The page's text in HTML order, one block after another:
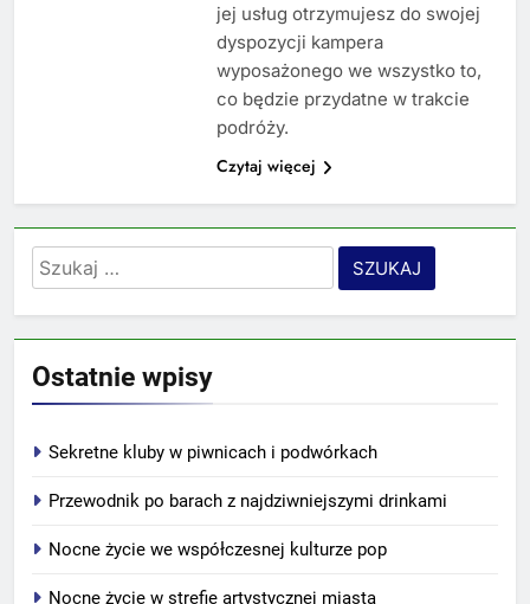
jej usług otrzymujesz do swojej
dyspozycji kampera
wyposażonego we wszystko to,
co będzie przydatne w trakcie
podróży.
Czytaj więcej
Szukaj:
Ostatnie wpisy
Sekretne kluby w piwnicach i podwórkach
Przewodnik po barach z najdziwniejszymi drinkami
Nocne życie we współczesnej kulturze pop
Nocne życie w strefie artystycznej miasta